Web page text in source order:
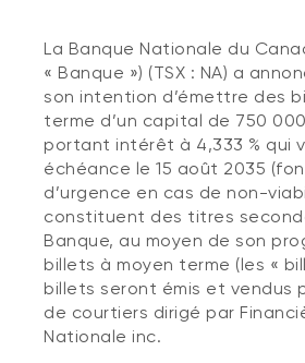
La Banque Nationale du
« Banque ») (TSX : NA) a
son intention d’émettre des
terme d’un capital de 750
portant intérêt à 4,333 % qui
échéance le 15 août 2035
d’urgence en cas de non-
constituent des titres
Banque, au moyen de son
billets à moyen terme (les «
billets seront émis et vendus
de courtiers dirigé par
Nationale inc.